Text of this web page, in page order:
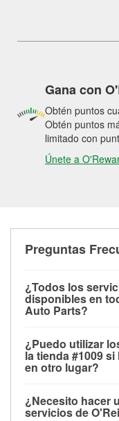
Gana con
Obtén puntos
Obtén puntos
limitado con
Únete a
Preguntas
¿Todos los
disponibles en
Auto Parts?
las pruebas de
motor de
con O'Reilly
limpiaparabrisas o
todas las tiendas
¿Puedo utilizar
la tienda #1009
en otro lugar?
de O'Reilly Auto
¿Necesito hacer
servicios de